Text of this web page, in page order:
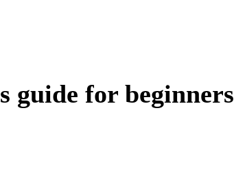
guide for beginners